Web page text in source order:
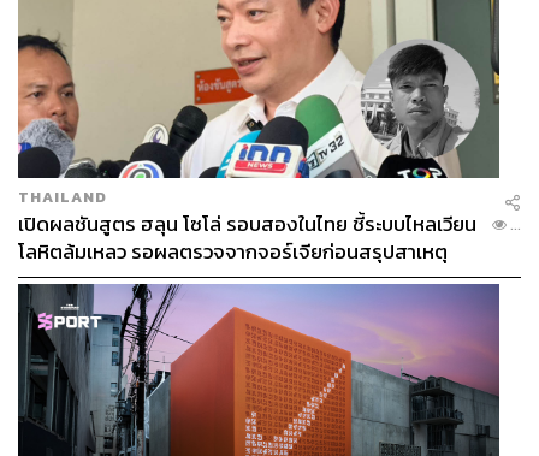
THAILAND
เปิดผลชันสูตร ฮลุน โซโล่ รอบสองในไทย ชี้ระบบไหลเวียน
โลหิตล้มเหลว รอผลตรวจจากจอร์เจียก่อนสรุปสาเหตุ
ทางการ
...